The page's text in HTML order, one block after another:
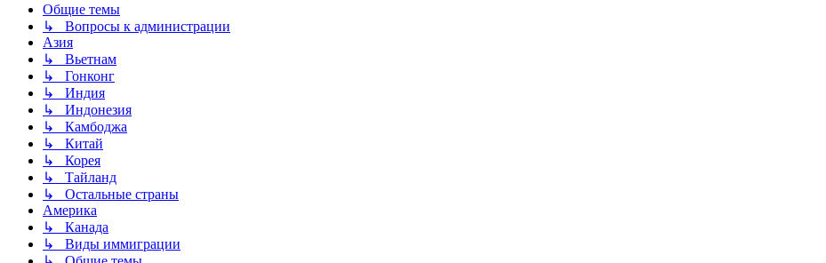
Общие темы
↳ Вопросы к администрации
Азия
↳ Вьетнам
↳ Гонконг
↳ Индия
↳ Индонезия
↳ Камбоджа
↳ Китай
↳ Корея
↳ Тайланд
↳ Остальные страны
Америка
↳ Канада
↳ Виды иммиграции